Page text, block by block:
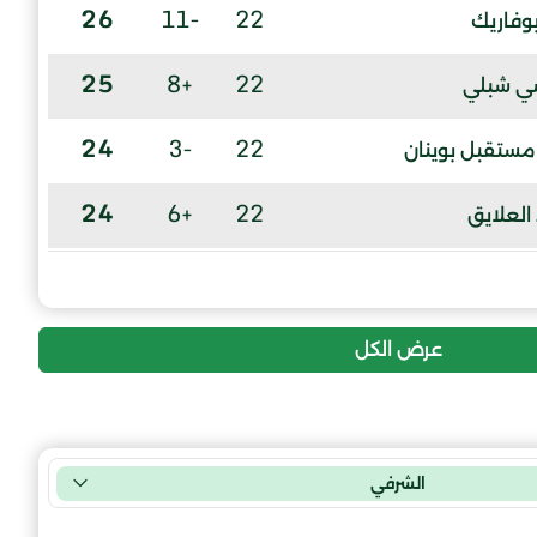
22
-11
26
شبلي 22
+8
25
بوينان 22
-3
24
22
+6
24
جر 22
-26
6
عرض الكل
الشرفي